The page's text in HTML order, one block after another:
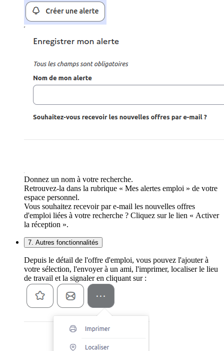
Donnez un nom à votre recherche.
Retrouvez-la dans la rubrique « Mes alertes emploi » de votre
espace personnel.
Vous souhaitez recevoir par e-mail les nouvelles offres
d'emploi liées à votre recherche ? Cliquez sur le lien « Activer
la réception ».
7. Autres fonctionnalités
Depuis le détail de l'offre d'emploi, vous pouvez l'ajouter à
votre sélection, l'envoyer à un ami, l'imprimer, localiser le lieu
de travail et la signaler en cliquant sur :